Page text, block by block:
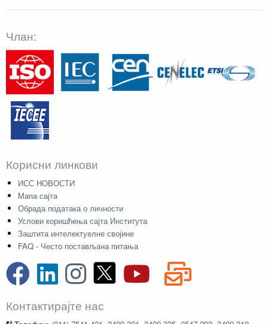
Члан:
Корисни линкови
ИСС НОВОСТИ
Мапа сајта
Обрада података о личности
Услови коришћења сајта Института
Заштита интелектуелне својине
FAQ - Често постављана питања
Контактирајте нас